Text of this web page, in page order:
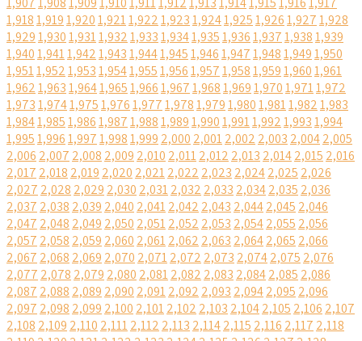
1,9181,9191,9201,9211,9221,9231,9241,9251,9261,9271,928
1,9291,9301,9311,9321,9331,9341,9351,9361,9371,9381,939
1,9401,9411,9421,9431,9441,9451,9461,9471,9481,9491,950
1,9511,9521,9531,9541,9551,9561,9571,9581,9591,9601,961
1,9621,9631,9641,9651,9661,9671,9681,9691,9701,9711,972
1,9731,9741,9751,9761,9771,9781,9791,9801,9811,9821,983
1,9841,9851,9861,9871,9881,9891,9901,9911,9921,9931,994
1,9951,9961,9971,9981,999 2,000 2,0012,002 2,003 2,0042,005
2,006 2,007 2,008 2,009 2,010 2,0112,012 2,013 2,0142,015 2,016
2,017 2,018 2,019 2,020 2,0212,022 2,023 2,0242,025 2,026
2,027 2,028 2,029 2,030 2,0312,032 2,033 2,0342,035 2,036
2,037 2,038 2,039 2,040 2,0412,042 2,043 2,0442,045 2,046
2,047 2,048 2,049 2,050 2,0512,052 2,053 2,0542,055 2,056
2,057 2,058 2,059 2,060 2,0612,062 2,063 2,0642,065 2,066
2,067 2,068 2,069 2,070 2,0712,072 2,073 2,0742,075 2,076
2,077 2,078 2,079 2,080 2,0812,082 2,083 2,0842,085 2,086
2,087 2,088 2,089 2,090 2,0912,092 2,093 2,0942,095 2,096
2,097 2,098 2,099 2,100 2,1012,102 2,103 2,1042,105 2,106 2,107
2,108 2,109 2,110 2,1112,112 2,113 2,1142,115 2,116 2,117 2,118